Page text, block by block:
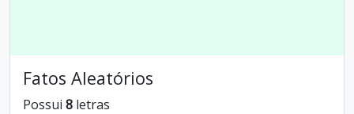
Fatos Aleatórios
Possui 8 letras